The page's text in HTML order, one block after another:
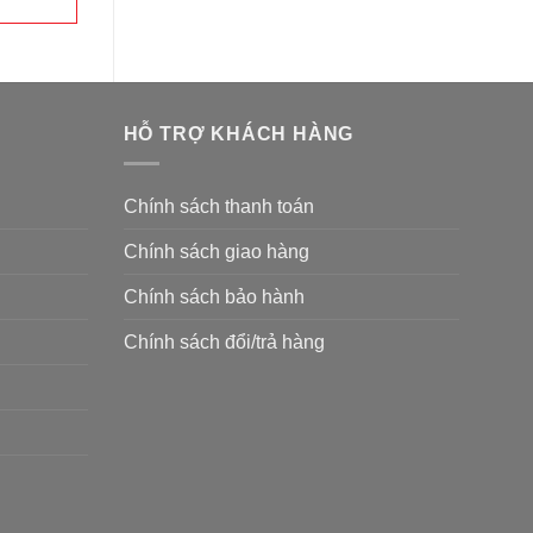
HỖ TRỢ KHÁCH HÀNG
Chính sách thanh toán
Chính sách giao hàng
Chính sách bảo hành
Chính sách đổi/trả hàng